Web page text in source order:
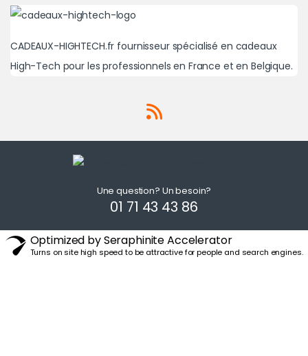
CADEAUX-HIGHTECH.fr fournisseur spécialisé en cadeaux
High-Tech pour les professionnels en France et en Belgique.
Une question? Un besoin?
01 71 43 43 86
Optimized by Seraphinite Accelerator
Turns on site high speed to be attractive for people and search engines.